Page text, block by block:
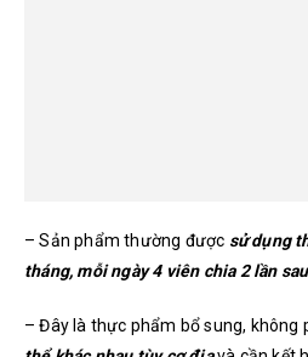
– Sản phẩm thường được sử dụng
tháng, mỗi ngày 4 viên chia 2 lần
– Đây là thực phẩm bổ sung, không